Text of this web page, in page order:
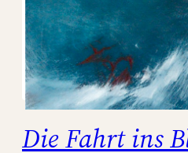
Die Fahrt ins